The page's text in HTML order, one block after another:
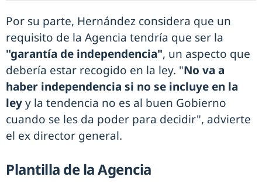
Por su parte, Hernández considera que un
requisito de la Agencia tendría que ser la
"garantía de independencia", un aspecto que
debería estar recogido en la ley. "No va a
haber independencia si no se incluye en la
leyy la tendencia no es al buen Gobierno
cuando se les da poder para decidir", advierte
el ex director general.
Plantilla de la Agencia